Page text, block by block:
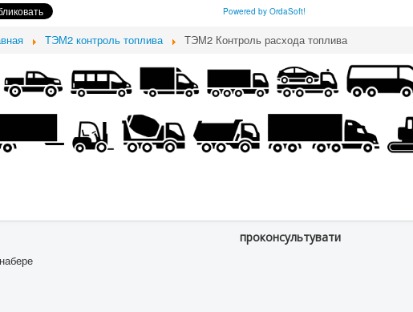
Powered by OrdaSoft!
ТЭМ2 контроль топлива ТЭМ2 Контроль расхода топлива
проконсультувати